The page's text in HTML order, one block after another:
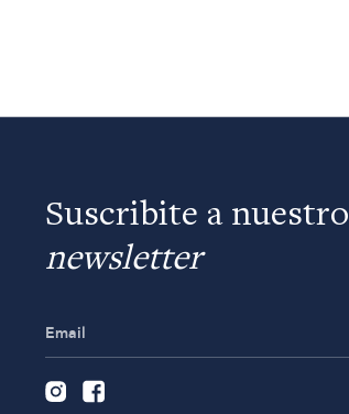
Suscribite a nuestro
newsletter